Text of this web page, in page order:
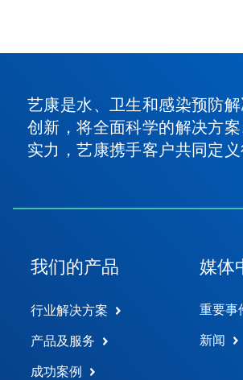
艺康是水、卫生和感染预防
创新，将全面科学的解决方
实力，艺康携手客户共同定
我们的产品
行业解决方案
产品及服务
成功案例
媒体
重要事
新闻